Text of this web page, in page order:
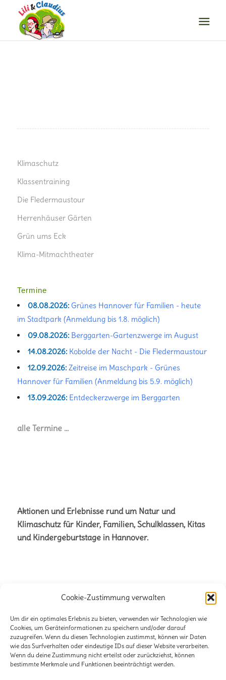
Cookie-Zustimmung verwalten
Um dir ein optimales Erlebnis zu bieten, verwenden wir Technologien wie
Cookies, um Geräteinformationen zu speichern und/oder darauf
zuzugreifen. Wenn du diesen Technologien zustimmst, können wir Daten
wie das Surfverhalten oder eindeutige IDs auf dieser Website verarbeiten.
Wenn du deine Zustimmung nicht erteilst oder zurückziehst, können
bestimmte Merkmale und Funktionen beeinträchtigt werden.
Klimaschutz
Klassentraining
Die Fledermaustour
Herrenhäuser Gärten
Grün ums Eck
Klima-Mitmachtheater
Termine
08.08.2026: Grünes Hannover für Familien - heute
im Stadtpark (Anmeldung bis 1.8. möglich)
09.08.2026: Berggarten-Gartenzwerge im August
14.08.2026: Kobolde der Nacht - Die Fledermaustour
12.09.2026: Zeitreise im Maschpark - Grünes
Hannover für Familien (Anmeldung bis 5.9. möglich)
13.09.2026: Entdeckerzwerge im Berggarten
alle Termine …
Aktionen und Erlebnisse rund um Natur und
Klimaschutz für Kinder, Familien, Schulklassen, Kitas
und Kindergeburtstage in Hannover.
Verena + Volker Stahnke GbR
Stöckener Str. 125
30419 Hannover